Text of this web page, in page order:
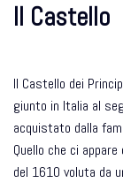
Il Castello
Il Castello dei
giunto in Italia al
acquistato dalla
Quello che ci
del 1610 voluta da